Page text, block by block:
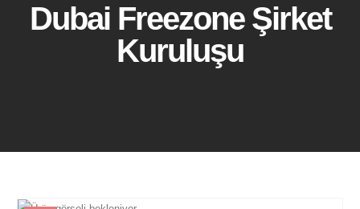
Dubai Freezone Şirket
Kuruluşu